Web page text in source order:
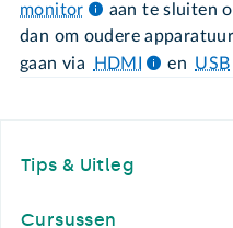
monitor
aan te sluiten
dan om oudere
gaan via
HDMI en USB
Tips & Uitleg
Cursussen